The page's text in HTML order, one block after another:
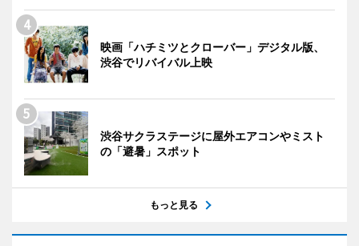
映画「ハチミツとクローバー」デジタル版、
渋谷でリバイバル上映
渋谷サクラステージに屋外エアコンやミスト
の「避暑」スポット
もっと見る